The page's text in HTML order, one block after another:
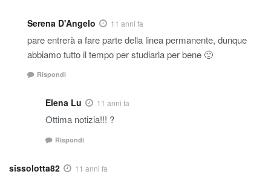
Serena D'Angelo 11 anni fa
pare entrerà a fare parte della linea permanente, dunque
abbiamo tutto il tempo per studiarla per bene 🙂
Rispondi
Elena Lu 11 anni fa
Ottima notizia!!! ?
Rispondi
sissolotta82 11 anni fa